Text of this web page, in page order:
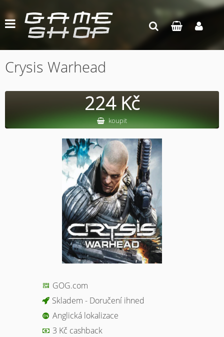
Crysis Warhead
224 Kč
koupit
GOG.com
Skladem - Doručení ihned
Anglická lokalizace
3 Kč cashback